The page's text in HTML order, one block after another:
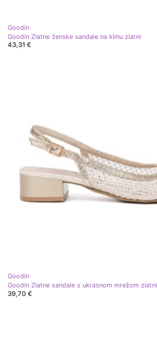
Goodin
Goodin Zlatne ženske sandale na klinu zlatni
43,31 €
Goodin
Goodin Zlatne sandale s ukrasnom mrežom zlatni
39,70 €